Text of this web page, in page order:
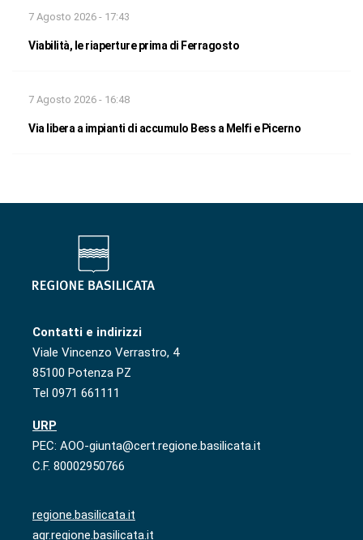
7 Agosto 2026 - 17:43
Viabilità, le riaperture prima di Ferragosto
7 Agosto 2026 - 16:48
Via libera a impianti di accumulo Bess a Melfi e Picerno
Contatti e indirizzi
Viale Vincenzo Verrastro, 4
85100 Potenza PZ
Tel 0971 661111
URP
PEC: AOO-giunta@cert.regione.basilicata.it
C.F. 80002950766
regione.basilicata.it
agr.regione.basilicata.it